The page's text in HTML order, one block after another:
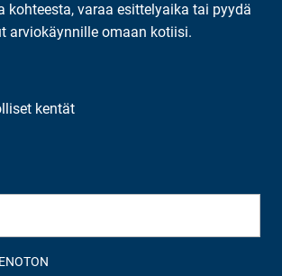
kohteesta, varaa esittelyaika tai pyydä
arviokäynnille omaan kotiisi.
kentät